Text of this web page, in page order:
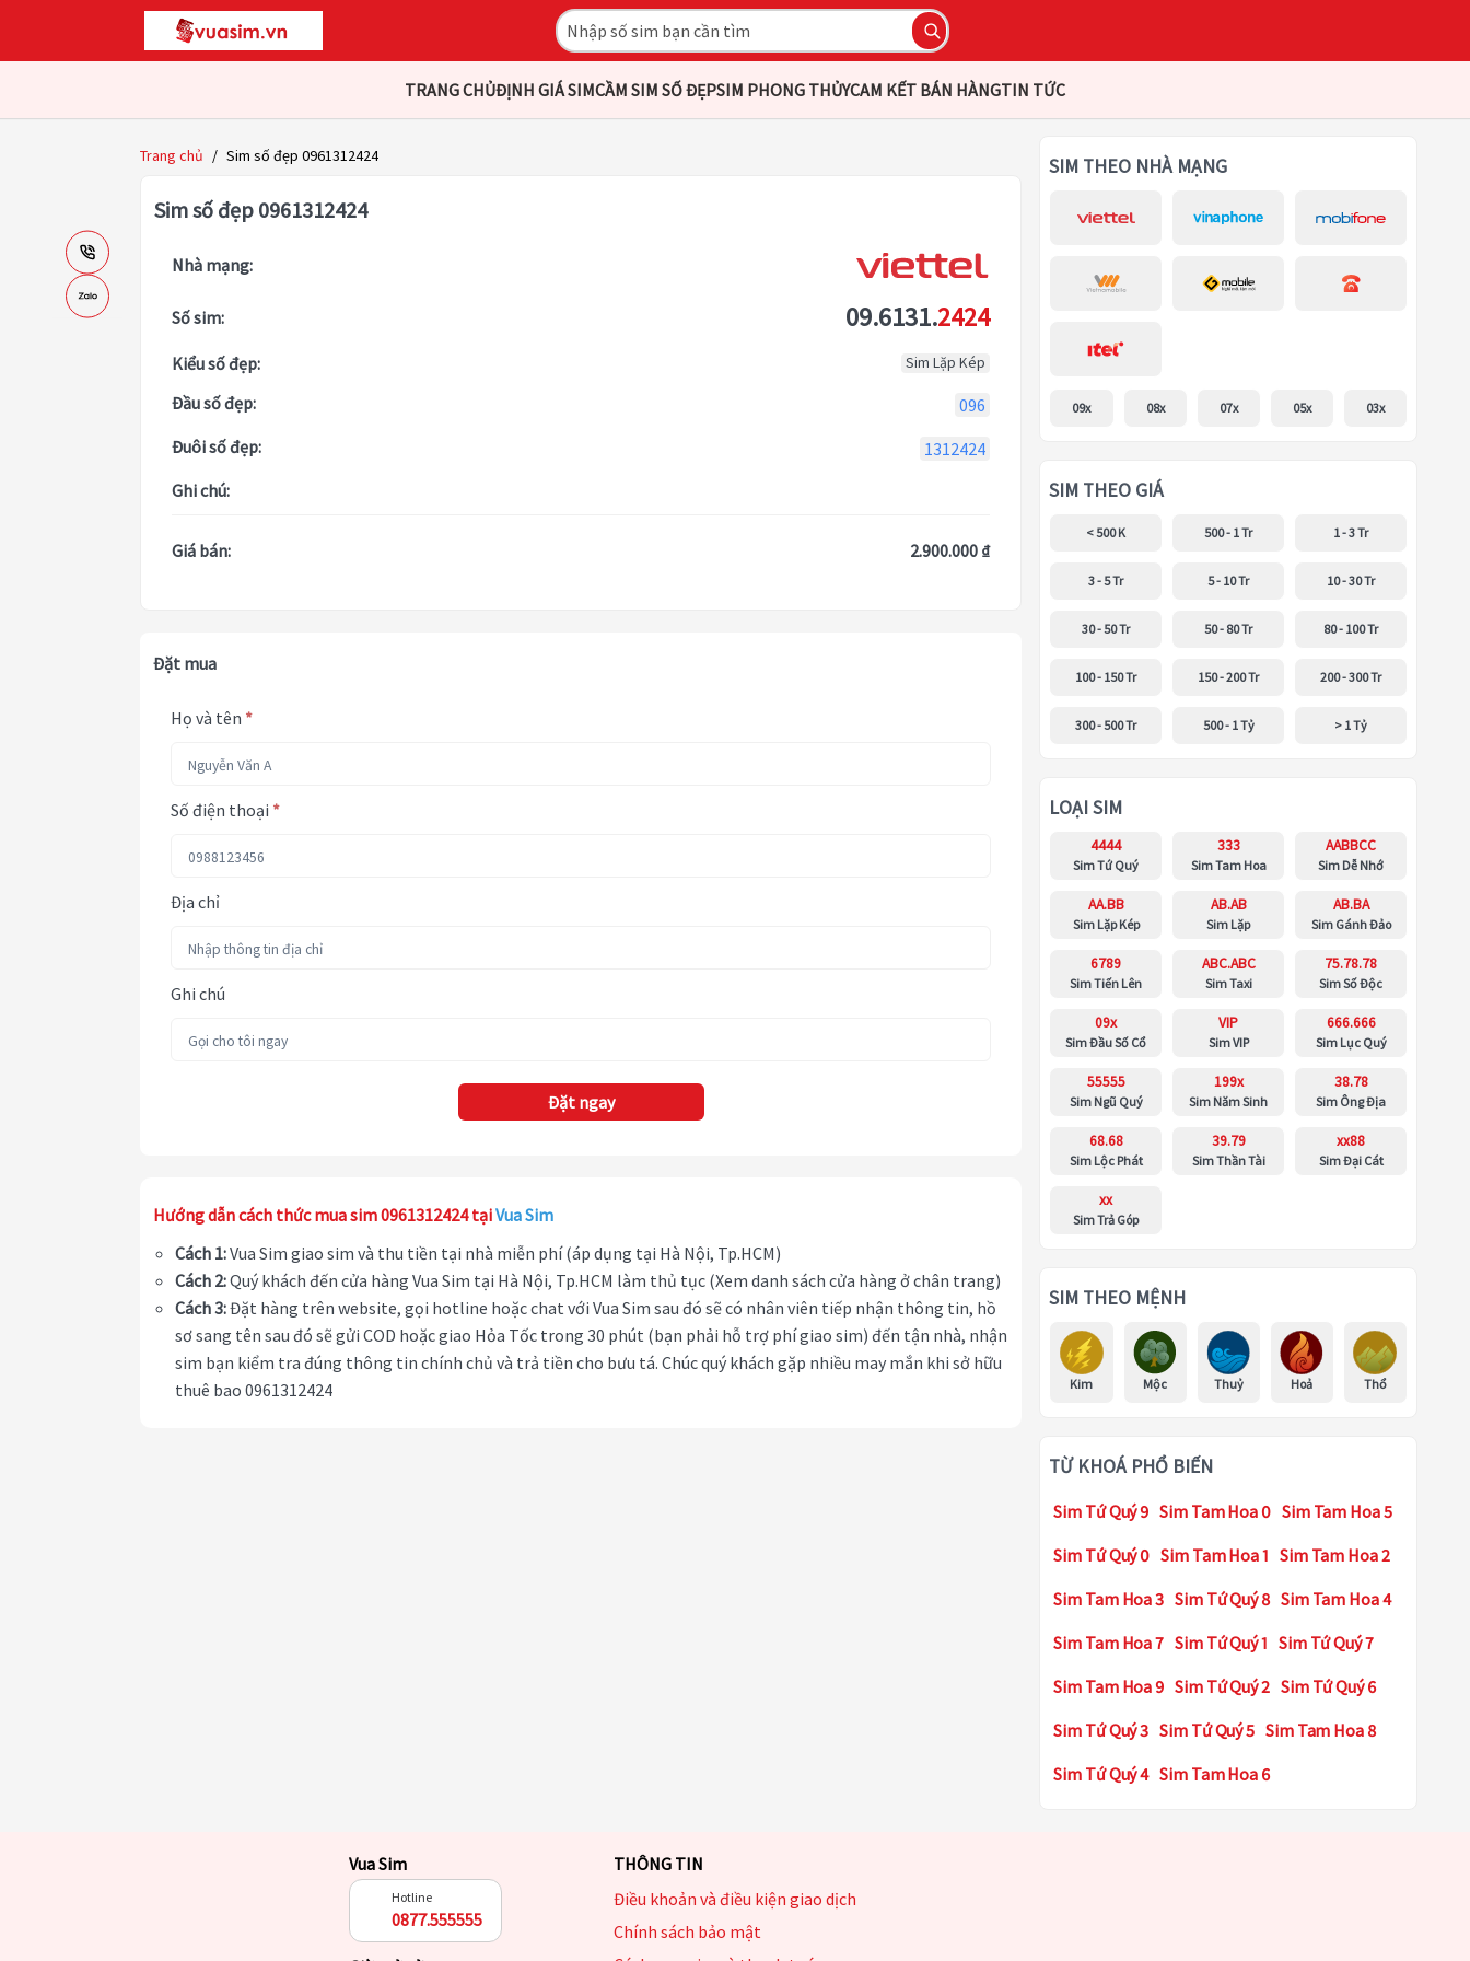
TRANG CHỦĐỊNH GIÁ SIMCẦM SIM SỐ ĐẸPSIM PHONG THỦYCAM KẾT BÁN HÀNGTIN TỨC
Trang chủ / Sim số đẹp 0961312424
Sim số đẹp 0961312424
Nhà mạng:
Số sim: 09.6131.2424
Kiểu số đẹp: Sim Lặp Kép
Đầu số đẹp:
096
Đuôi số đẹp:
1312424
Ghi chú:
Giá bán: 2.900.000 ₫
Đặt mua
Họ và tên *
Số điện thoại *
Địa chỉ
Ghi chú
Đặt ngay
Hướng dẫn cách thức mua sim 0961312424 tạiVua Sim
Cách 1:Vua Sim giao sim và thu tiền tại nhà miễn phí (áp dụng tại Hà Nội, Tp.HCM)
Cách 2:Quý khách đến cửa hàng Vua Sim tại Hà Nội, Tp.HCM làm thủ tục (Xem danh sách cửa hàng ở chân trang)
Cách 3:Đặt hàng trên website, gọi hotline hoặc chat với Vua Sim sau đó sẽ có nhân viên tiếp nhận thông tin, hồ
sơ sang tên sau đó sẽ gửi COD hoặc giao Hỏa Tốc trong 30 phút (bạn phải hỗ trợ phí giao sim) đến tận nhà, nhận
sim bạn kiểm tra đúng thông tin chính chủ và trả tiền cho bưu tá. Chúc quý khách gặp nhiều may mắn khi sở hữu
thuê bao 0961312424
SIM THEO NHÀ MẠNG
09x 08x 07x 05x 03x
SIM THEO GIÁ
< 500 K 500 - 1 Tr 1 - 3 Tr
3 - 5 Tr 5 - 10 Tr 10 - 30 Tr
30 - 50 Tr 50 - 80 Tr 80 - 100 Tr
100 - 150 Tr 150 - 200 Tr 200 - 300 Tr
300 - 500 Tr 500 - 1 Tỷ > 1 Tỷ
LOẠI SIM
4444
Sim Tứ Quý
333
Sim Tam Hoa
AABBCC
Sim Dễ Nhớ
AA.BB
Sim Lặp Kép
AB.AB
Sim Lặp
AB.BA
Sim Gánh Đảo
6789
Sim Tiến Lên
ABC.ABC
Sim Taxi
75.78.78
Sim Số Độc
09x
Sim Đầu Số Cổ
VIP
Sim VIP
666.666
Sim Lục Quý
55555
Sim Ngũ Quý
199x
Sim Năm Sinh
38.78
Sim Ông Địa
68.68
Sim Lộc Phát
39.79
Sim Thần Tài
xx88
Sim Đại Cát
xx
Sim Trả Góp
SIM THEO MỆNH
Kim Mộc Thuỷ Hoả Thổ
TỪ KHOÁ PHỔ BIẾN
Sim Tứ Quý 9 Sim Tam Hoa 0 Sim Tam Hoa 5
Sim Tứ Quý 0 Sim Tam Hoa 1 Sim Tam Hoa 2
Sim Tam Hoa 3 Sim Tứ Quý 8 Sim Tam Hoa 4
Sim Tam Hoa 7 Sim Tứ Quý 1 Sim Tứ Quý 7
Sim Tam Hoa 9 Sim Tứ Quý 2 Sim Tứ Quý 6
Sim Tứ Quý 3 Sim Tứ Quý 5 Sim Tam Hoa 8
Sim Tứ Quý 4 Sim Tam Hoa 6
Vua Sim
Hotline
0877.555555
THÔNG TIN
Điều khoản và điều kiện giao dịch
Chính sách bảo mật